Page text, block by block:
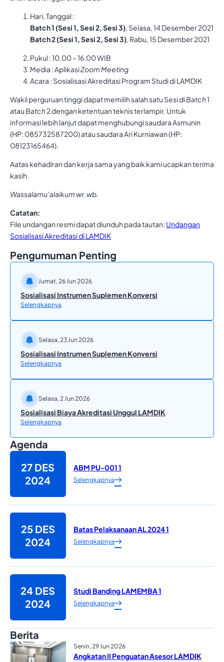
Hari, Tanggal :
Batch 1 (Sesi 1, Sesi 2, Sesi 3), Selasa, 14 Desember 2021
Batch 2 (Sesi 1, Sesi 2, Sesi 3), Rabu, 15 Desember 2021
Pukul : 10.00 – 16.00 WIB
Media : AplikasiZoom Meeting
Acara : Sosialisasi Akreditasi Program Studi di LAMDIK
Wakil perguruan tinggi dapat memilih salah satu Sesi diBatch1
atau Batch2 dengan ketentuan teknis terlampir. Untuk
informasi lebih lanjut dapat menghubungi saudara Asmunin
(HP: 085732587200) atau saudara Ari Kurniawan (HP:
08123165464).
Aatas kehadiran dan kerja sama yang baik kami ucapkan terima
kasih.
Wassalamu’alaikum wr. wb.
Catatan:
File undangan resmi dapat diunduh pada tautan: Undangan
Sosialisasi Akreditasi di LAMDIK
Pengumuman Penting
Jumat, 26 Jun 2026
Sosialisasi Instrumen Suplemen Konversi
Selengkapnya
Selasa, 23 Jun 2026
Sosialisasi Instrumen Suplemen Konversi
Selengkapnya
Selasa, 2 Jun 2026
Sosialisasi Biaya Akreditasi Unggul LAMDIK
Selengkapnya
Agenda
27 DES
2024
ABM PU-001 1
Selengkapnya
25 DES
2024
Batas Pelaksanaan AL 2024 1
Selengkapnya
24 DES
2024
Studi Banding LAMEMBA 1
Selengkapnya
Berita
Senin, 29 Jun 2026
Angkatan II Penguatan Asesor LAMDIK